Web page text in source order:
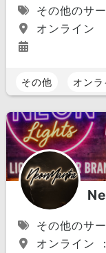
その他のサ
オンライン
その他 オンラ
その他のサ
オンライン